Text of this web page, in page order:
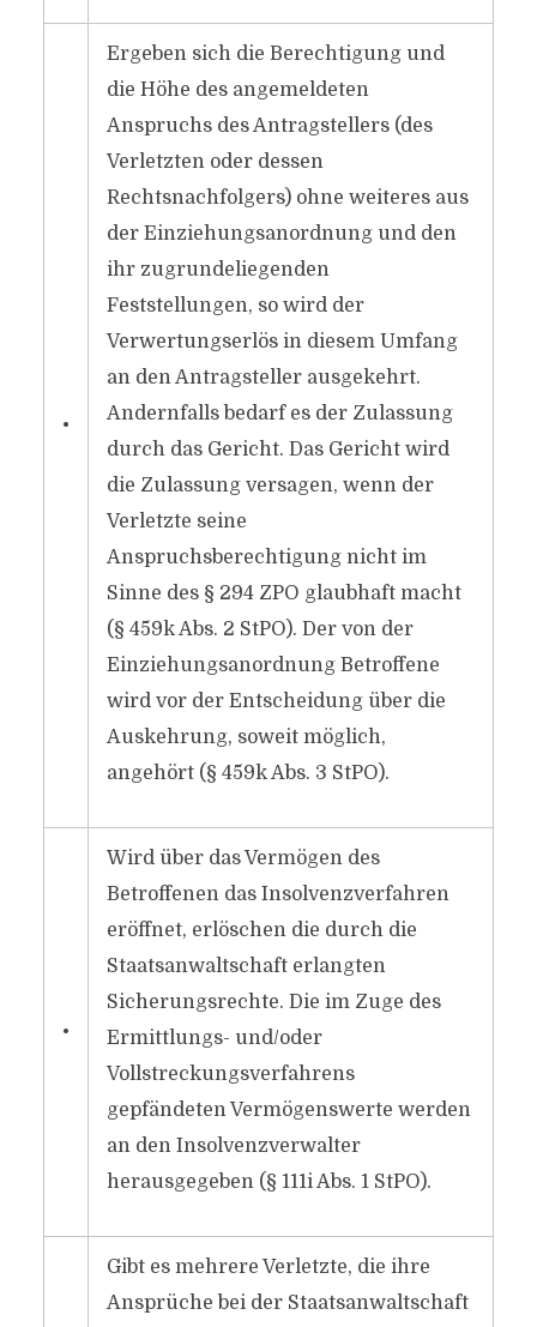
•
Ergeben sich die Berechtigung und
die Höhe des angemeldeten
Anspruchs des Antragstellers (des
Verletzten oder dessen
Rechtsnachfolgers) ohne weiteres aus
der Einziehungsanordnung und den
ihr zugrundeliegenden
Feststellungen, so wird der
Verwertungserlös in diesem Umfang
an den Antragsteller ausgekehrt.
Andernfalls bedarf es der Zulassung
durch das Gericht. Das Gericht wird
die Zulassung versagen, wenn der
Verletzte seine
Anspruchsberechtigung nicht im
Sinne des § 294 ZPO glaubhaft macht
(§ 459k Abs. 2 StPO). Der von der
Einziehungsanordnung Betroffene
wird vor der Entscheidung über die
Auskehrung, soweit möglich,
angehört (§ 459k Abs. 3 StPO).
•
Wird über das Vermögen des
Betroffenen das Insolvenzverfahren
eröffnet, erlöschen die durch die
Staatsanwaltschaft erlangten
Sicherungsrechte. Die im Zuge des
Ermittlungs- und/​oder
Vollstreckungsverfahrens
gepfändeten Vermögenswerte werden
an den Insolvenzverwalter
herausgegeben (§ 111i Abs. 1 StPO).
Gibt es mehrere Verletzte, die ihre
Ansprüche bei der Staatsanwaltschaft